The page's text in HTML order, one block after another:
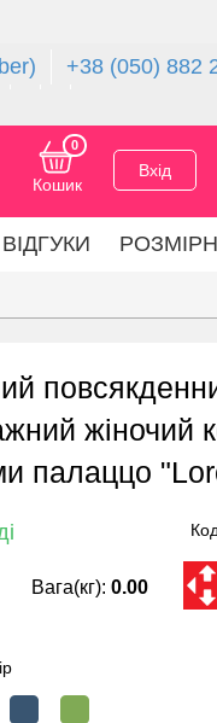
+38 (050) 882
Вхід
Кошик
0
ВІДГУКИ
жіночий
палаццо
Вага(кг):0.00